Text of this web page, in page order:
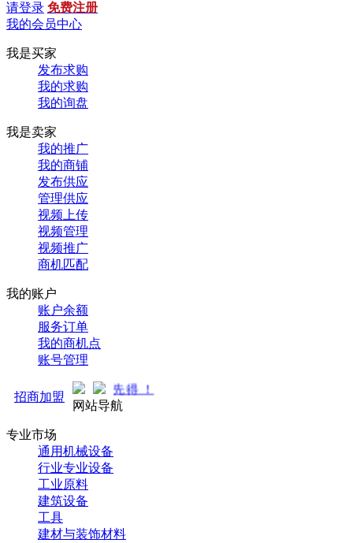
请登录 免费注册
我的会员中心
我是买家
发布求购
我的求购
我的询盘
我是卖家
我的推广
我的商铺
发布供应
管理供应
视频上传
视频管理
视频推广
商机匹配
我的账户
账户余额
服务订单
我的商机点
账号管理
招商加盟
商中... 先到先得 ！
网站导航
专业市场
通用机械设备
行业专业设备
工业原料
建筑设备
工具
建材与装饰材料